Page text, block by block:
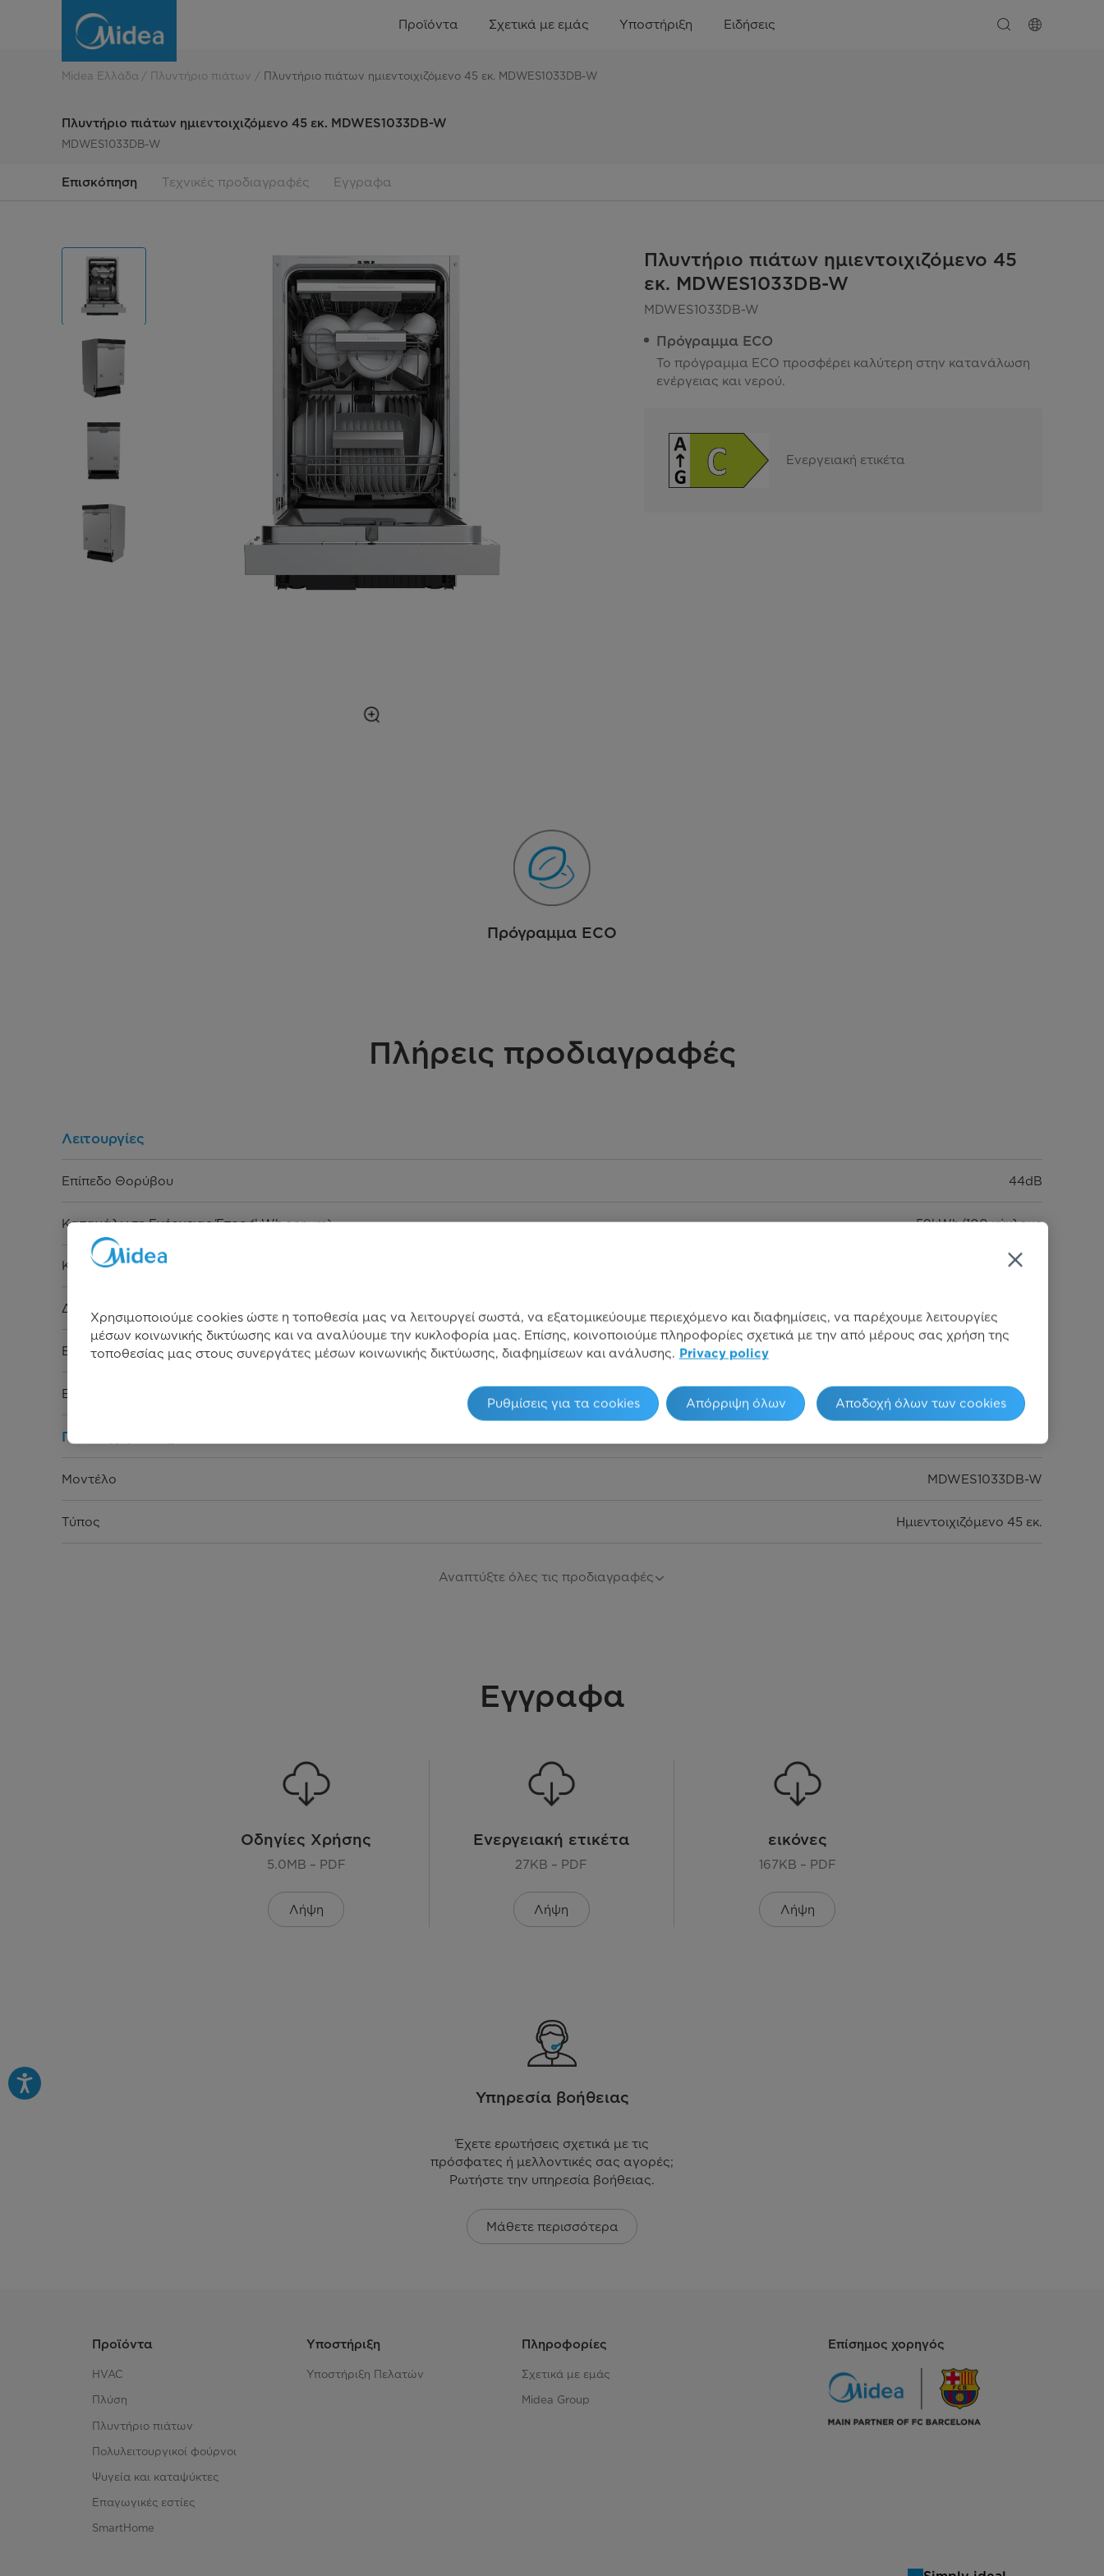
Πλυντήριο
ημιεντοιχιζόμενο
Προϊόντα Σχετικά με εμάς Υποστήριξη Ειδήσεις
Midea Ελλάδα Πλυντήριο πιάτων Πλυντήριο πιάτων ημιεντοιχιζόμενο 45 εκ. MDWES1033DB-W
Πλυντήριο πιάτων ημιεντοιχιζόμενο 45 εκ. MDWES1033DB-W
MDWES1033DB-W
Επισκόπηση Τεχνικές προδιαγραφές Εγγραφα
Πλυντήριο πιάτων ημιεντοιχιζόμενο 45
εκ. MDWES1033DB-W
MDWES1033DB-W
Πρόγραμμα ECO
Το πρόγραμμα ECO προσφέρει καλύτερη στην κατανάλωση
ενέργειας και νερού.
Ενεργειακή ετικέτα
Πρόγραμμα ECO
Πλήρεις προδιαγραφές
Λειτουργίες
Επίπεδο Θορύβου 44dB
Κατανάλωση Ενέργειας Έτος (kWh annum) 59kWh/100 κύκλους
Κατανάλωση Νερού 8,5Lt/Κύκλο πλύσης
Διαστάσεις (Υ x Π x Β) cm 81,5 x 44,8 x 55
Εγγύηση
EAN CODE 6939962624358
Γενικά χαρακτηριστικά
Μοντέλο MDWES1033DB-W
Τύπος Ημιεντοιχιζόμενο 45 εκ.
Δυνατότητα πλύσης με μισό φορτίο, Καθυστέρηση έναρξης (1-24 ώρες),
Πρόγραμμα Hygiene Pro για καθαρισμό και εσωτερική προστασία,
Χρονοδιακόπτης - Καθυστέρηση έναρξης (1-24 ώρες)
3ο ράφι για μαχαιροπήρουνα Δυνατότητα ρύθμισης καθ' ύψος του άνω
Αναπτύξτε όλες τις προδιαγραφές
Εγγραφα
Οδηγίες Χρήσης
5.0MB – PDF
Λήψη
Ενεργειακή ετικέτα
27KB – PDF
Λήψη
εικόνες
167KB – PDF
Λήψη
Υπηρεσία βοήθειας
Έχετε ερωτήσεις σχετικά με τις
πρόσφατες ή μελλοντικές σας αγορές;
Ρωτήστε την υπηρεσία βοήθειας.
Μάθετε περισσότερα
Προϊόντα
HVAC
Πλύση
Πλυντήριο πιάτων
Πολυλειτουργικοί φούρνοι
Ψυγεία και καταψύκτες
Επαγωγικές εστίες
SmartHome
Υποστήριξη
Υποστήριξη Πελατών
Πληροφορίες
Σχετικά με εμάς
Midea Group
Επίσημος χορηγός
Χρησιμοποιούμε cookies ώστε η τοποθεσία μας να λειτουργεί σωστά, να εξατομικεύουμε περιεχόμενο και διαφημίσεις, να παρέχουμε λειτουργίες
μέσων κοινωνικής δικτύωσης και να αναλύουμε την κυκλοφορία μας. Επίσης, κοινοποιούμε πληροφορίες σχετικά με την από μέρους σας χρήση της
τοποθεσίας μας στους συνεργάτες μέσων κοινωνικής δικτύωσης, διαφημίσεων και ανάλυσης. Privacy policy
Απόρριψη όλων Αποδοχή όλων των cookies
Ρυθμίσεις για τα cookies